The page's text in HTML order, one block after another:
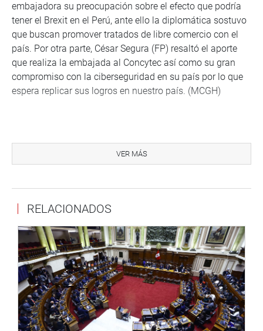
embajadora su preocupación sobre el efecto que podría
tener el Brexit en el Perú, ante ello la diplomática sostuvo
que buscan promover tratados de libre comercio con el
país. Por otra parte, César Segura (FP) resaltó el aporte
que realiza la embajada al Concytec así como su gran
compromiso con la ciberseguridad en su país por lo que
espera replicar sus logros en nuestro país. (MCGH)
CENTRO DE NOTICIAS
Puede encontrar más información en nuestra página web
y redes sociales.
Heraldo:goo.gl/Ty5Tto
Portal: http://www.congreso.gob.pe/
VER MÁS
RELACIONADOS